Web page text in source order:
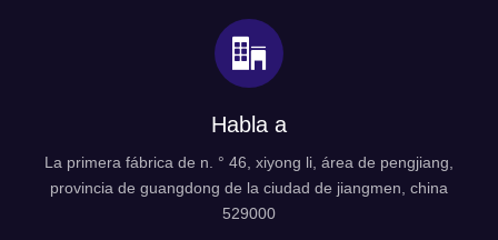
Habla a
La primera fábrica de n. ° 46, xiyong li, área de pengjiang,
provincia de guangdong de la ciudad de jiangmen, china
529000